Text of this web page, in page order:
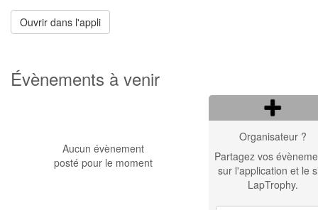
Ouvrir dans l'appli
Évènements à venir
Aucun évènement
posté pour le moment
Organisateur ?
Partagez vos
sur l'application et le
LapTrophy.